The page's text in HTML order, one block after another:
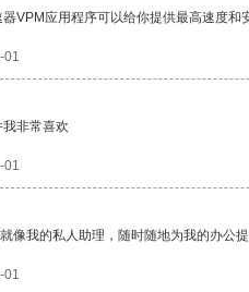
VPM应用程序可以给你提供最高速度和
01
非常喜欢
01
像我的私人助理，随时随地为我的办公
01